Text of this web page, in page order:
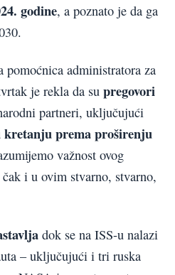
godine, a poznato je da ga
administratora za
je rekla da su pregovori
partneri, uključujući
prema proširenju
važnost ovog
i u ovim stvarno, stvarno,
dok se na ISS-u nalazi
– uključujući i tri ruska